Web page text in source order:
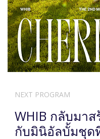
NEXT PROGRAM
WHIB กลับมา
กับมินิอัลบั้มชุดที่